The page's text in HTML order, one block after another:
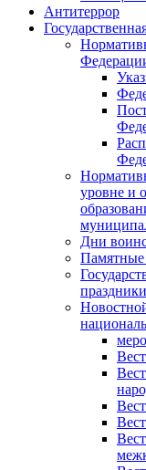
Антитеррор
уровне и
Дни
Памятные
праздники